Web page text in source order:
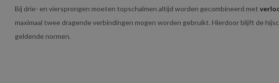
Bij drie- en viersprongen moeten topschalmen altijd worden gecombineerd met
maximaal twee dragende verbindingen mogen worden gebruikt. Hierdoor blijft de
geldende normen.